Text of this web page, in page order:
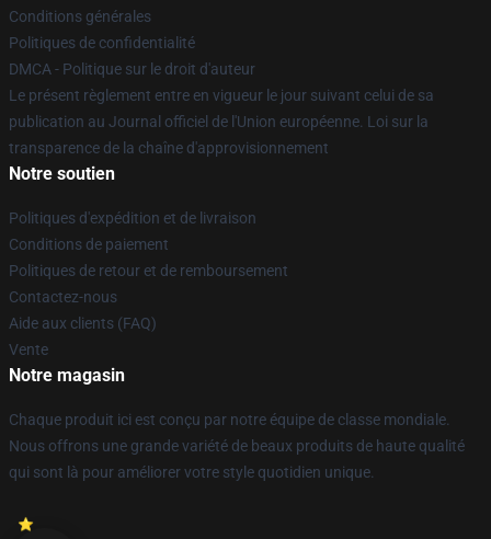
Conditions générales
Politiques de confidentialité
DMCA - Politique sur le droit d'auteur
Le présent règlement entre en vigueur le jour suivant celui de sa
publication au Journal officiel de l'Union européenne. Loi sur la
transparence de la chaîne d'approvisionnement
Notre soutien
Politiques d'expédition et de livraison
Conditions de paiement
Politiques de retour et de remboursement
Contactez-nous
Aide aux clients (FAQ)
Vente
Notre magasin
Chaque produit ici est conçu par notre équipe de classe mondiale.
Nous offrons une grande variété de beaux produits de haute qualité
qui sont là pour améliorer votre style quotidien unique.